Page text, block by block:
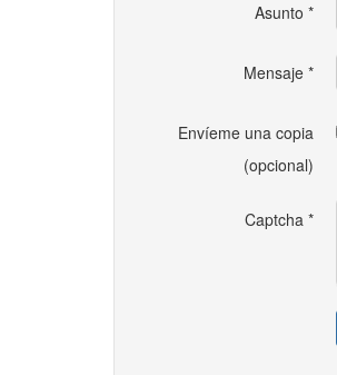
Asunto *
Mensaje *
Envíeme una copia
(opcional)
Captcha *